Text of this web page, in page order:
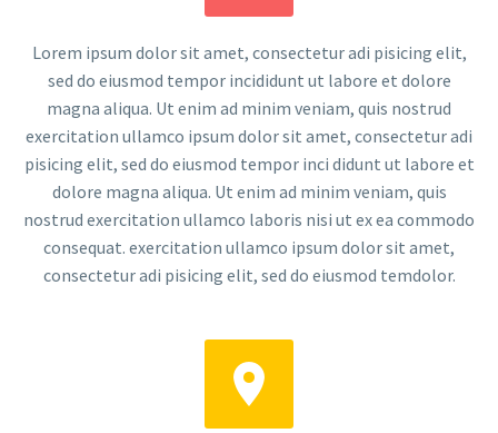
Lorem ipsum dolor sit amet, consectetur adi pisicing elit,
sed do eiusmod tempor incididunt ut labore et dolore
magna aliqua. Ut enim ad minim veniam, quis nostrud
exercitation ullamco ipsum dolor sit amet, consectetur adi
pisicing elit, sed do eiusmod tempor inci didunt ut labore et
dolore magna aliqua. Ut enim ad minim veniam, quis
nostrud exercitation ullamco laboris nisi ut ex ea commodo
consequat. exercitation ullamco ipsum dolor sit amet,
consectetur adi pisicing elit, sed do eiusmod temdolor.

